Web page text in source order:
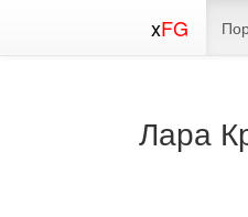
xFG
Лара